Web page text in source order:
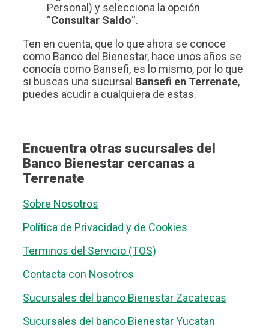
Personal) y selecciona la opción
“Consultar Saldo“.
Ten en cuenta, que lo que ahora se conoce
como Banco del Bienestar, hace unos años se
conocía como Bansefi, es lo mismo, por lo que
si buscas una sucursal Bansefi en Terrenate,
puedes acudir a cualquiera de estas.
Encuentra otras sucursales del
Banco Bienestar cercanas a
Terrenate
Sobre Nosotros
Política de Privacidad y de Cookies
Terminos del Servicio (TOS)
Contacta con Nosotros
Sucursales del banco Bienestar Zacatecas
Sucursales del banco Bienestar Yucatan